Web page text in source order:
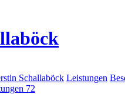
Schallaböck Leistungen
72